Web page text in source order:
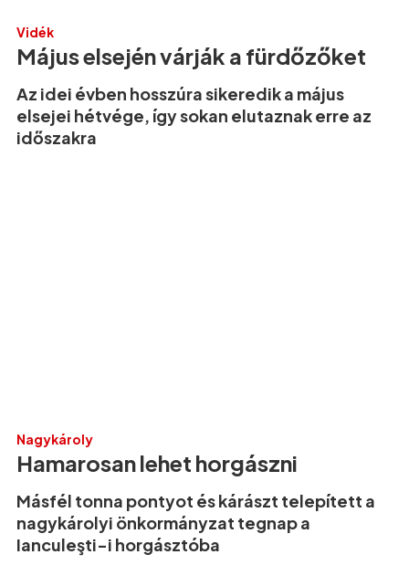
Vidék
Május elsején várják a fürdőzőket
Az idei évben hosszúra sikeredik a május
elsejei hétvége, így sokan elutaznak erre az
időszakra
Nagykároly
Hamarosan lehet horgászni
Másfél tonna pontyot és kárászt telepített a
nagykárolyi önkormányzat tegnap a
Ianculeşti-i horgásztóba